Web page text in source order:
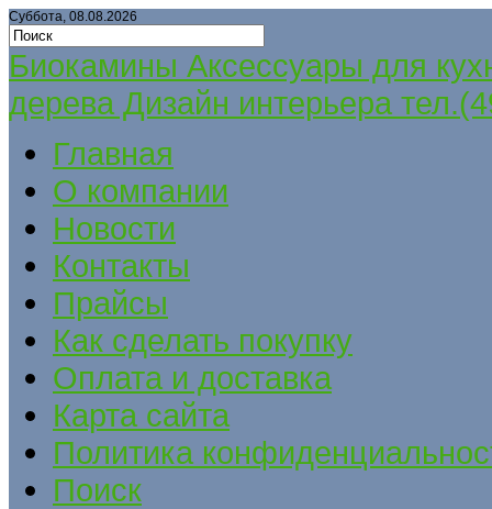
Суббота, 08.08.2026
Биокамины Аксессуары для
дерева Дизайн интерьера
Главная
О компании
Новости
Контакты
Прайсы
Как сделать покупку
Оплата и доставка
Карта сайта
Политика
Поиск